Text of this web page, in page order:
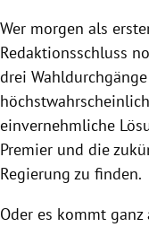
Wer morgen als
Redaktionsschluss
drei
einvernehmliche
Premier und die
Regierung zu finden.
Oder es kommt